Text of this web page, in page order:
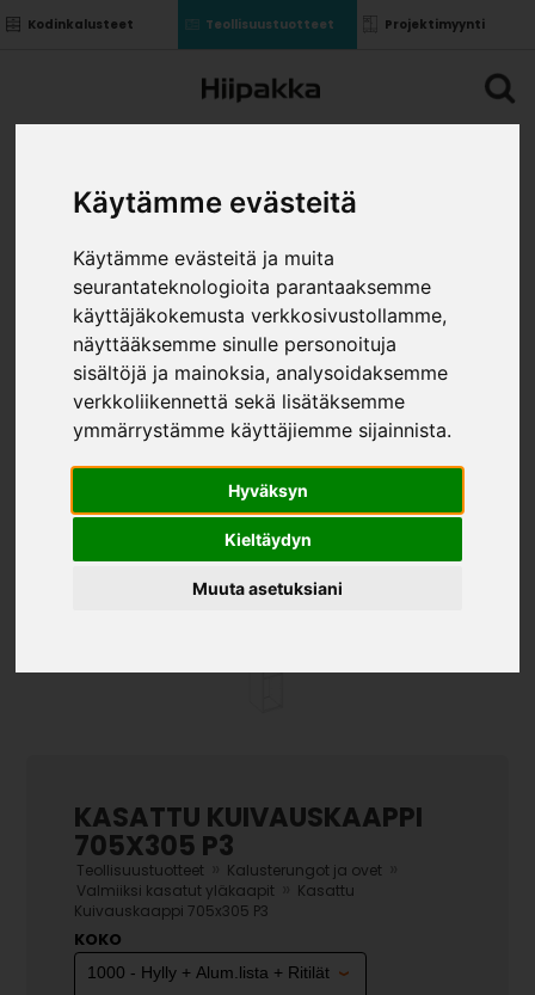
Käytämme evästeitä
Käytämme evästeitä ja muita
seurantateknologioita parantaaksemme
käyttäjäkokemusta verkkosivustollamme,
näyttääksemme sinulle personoituja
sisältöjä ja mainoksia, analysoidaksemme
verkkoliikennettä sekä lisätäksemme
ymmärrystämme käyttäjiemme sijainnista.
Hyväksyn
Kieltäydyn
Muuta asetuksiani
Kodinkalusteet Teollisuustuotteet Projektimyynti
KASATTU KUIVAUSKAAPPI
705X305 P3
Teollisuustuotteet Kalusterungot ja ovet
Valmiiksi kasatut yläkaapit
Kasattu
Kuivauskaappi 705x305 P3
KOKO